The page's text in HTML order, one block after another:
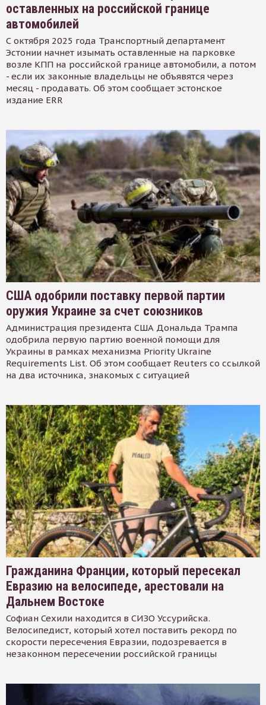
оставленных на российской границе
автомобилей
С октября 2025 года Транспортный департамент
Эстонии начнет изымать оставленные на парковке
возле КПП на российской границе автомобили, а потом
- если их законные владельцы не объявятся через
месяц - продавать. Об этом сообщает эстонское
издание ERR
США одобрили поставку первой партии
оружия Украине за счет союзников
Администрация президента США Дональда Трампа
одобрила первую партию военной помощи для
Украины в рамках механизма Priority Ukraine
Requirements List. Об этом сообщает Reuters со ссылкой
на два источника, знакомых с ситуацией
Гражданина Франции, который пересекал
Евразию на велосипеде, арестовали на
Дальнем Востоке
Софиан Сехили находится в СИЗО Уссурийска.
Велосипедист, который хотел поставить рекорд по
скорости пересечения Евразии, подозревается в
незаконном пересечении российской границы